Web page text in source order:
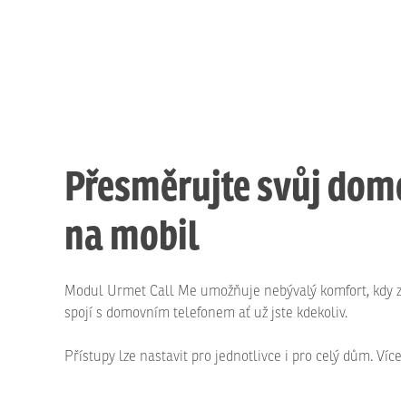
Přesměrujte svůj
na mobil
Modul Urmet Call Me umožňuje nebývalý komfort, kdy
spojí s domovním telefonem ať už jste kdekoliv.
Přístupy lze nastavit pro jednotlivce i pro celý dům.